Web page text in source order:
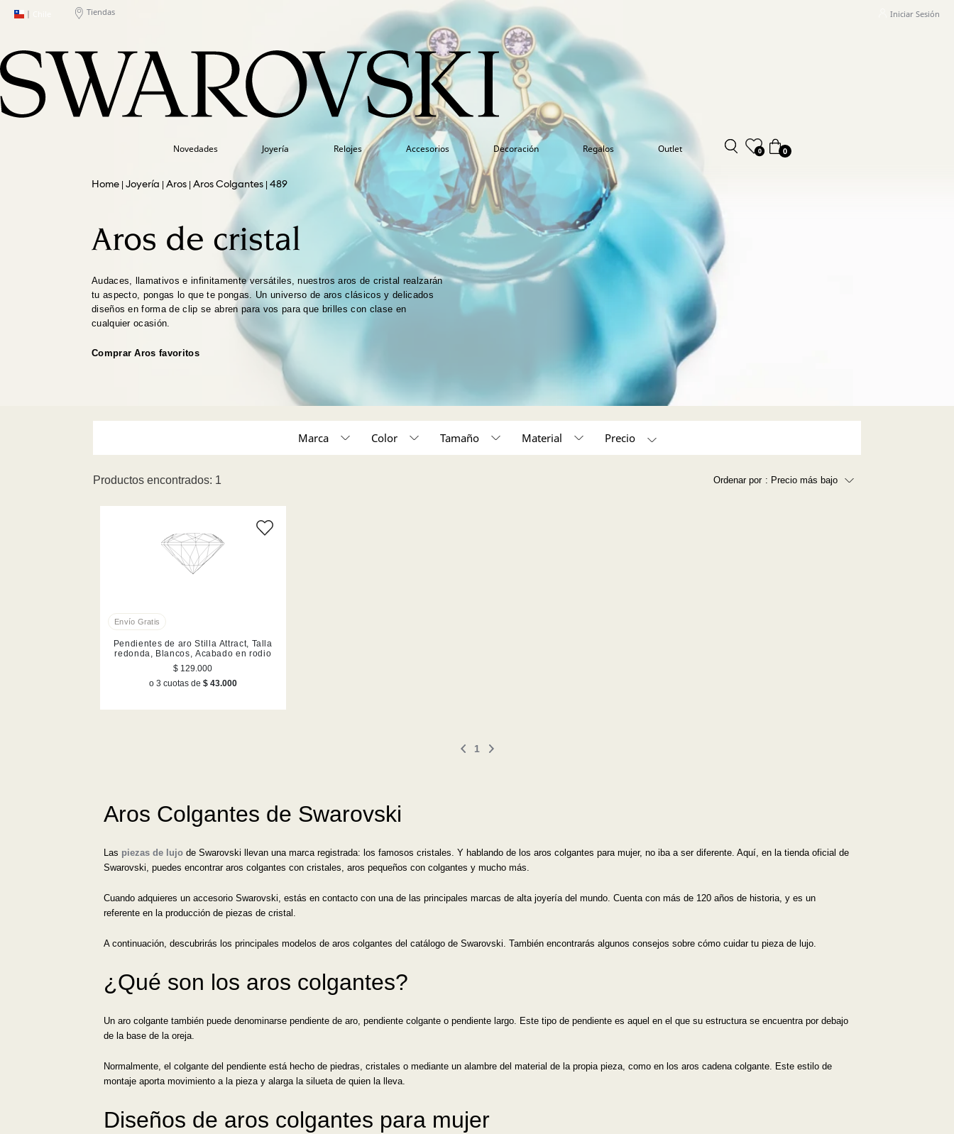
| Tiendas Iniciar Sesión
Novedades Joyería Relojes Accesorios Decoración Regalos Outlet 0 0
Joyería Aros Aros Colgantes 489
Aros de cristal
Audaces, llamativos e infinitamente versátiles, nuestros aros de cristal realzarán
tu aspecto, pongas lo que te pongas. Un universo de aros clásicos y delicados
diseños en forma de clip se abren para vos para que brilles con clase en
cualquier ocasión.
Comprar Aros favoritos
Marca
Swarovski (1)
Color Tamaño Material
50,000 - 150,000 (1)
Productos encontrados: 1 Ordenar por : Precio más bajo
Pendientes de aro Stilla Attract, Talla
redonda, Blancos, Acabado en rodio
$ 129.000
o 3 cuotas de $ 43.000
1
Aros Colgantes de Swarovski
Las piezas de lujode Swarovski llevan una marca registrada: los famosos cristales. Y hablando de los aros colgantes para mujer, no iba a ser diferente. Aquí, en la tienda oficial de
Swarovski, puedes encontrar aros colgantes con cristales, aros pequeños con colgantes y mucho más.
Cuando adquieres un accesorio Swarovski, estás en contacto con una de las principales marcas de alta joyería del mundo. Cuenta con más de 120 años de historia, y es un
referente en la producción de piezas de cristal.
A continuación, descubrirás los principales modelos de aros colgantes del catálogo de Swarovski. También encontrarás algunos consejos sobre cómo cuidar tu pieza de lujo.
¿Qué son los aros colgantes?
Un aro colgante también puede denominarse pendiente de aro, pendiente colgante o pendiente largo. Este tipo de pendiente es aquel en el que su estructura se encuentra por debajo
de la base de la oreja.
Normalmente, el colgante del pendiente está hecho de piedras, cristales o mediante un alambre del material de la propia pieza, como en los aros cadena colgante. Este estilo de
montaje aporta movimiento a la pieza y alarga la silueta de quien la lleva.
Diseños de aros colgantes para mujer